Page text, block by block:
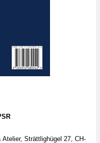
Strättlighügel 27, CH-